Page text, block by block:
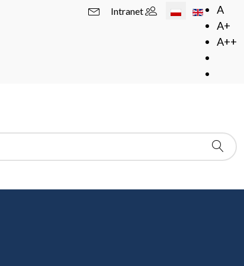
A
A+
A++
Wybierz swój język
Intranet